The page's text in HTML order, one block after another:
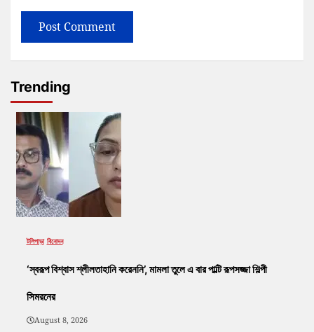
Trending
টলিপাড়া বিনোদন
‘স্বরূপ বিশ্বাস শ্লীলতাহানি করেননি’, মামলা তুলে এ বার পাল্টি রূপসজ্জা শিল্পী
সিমরনের
August 8, 2026